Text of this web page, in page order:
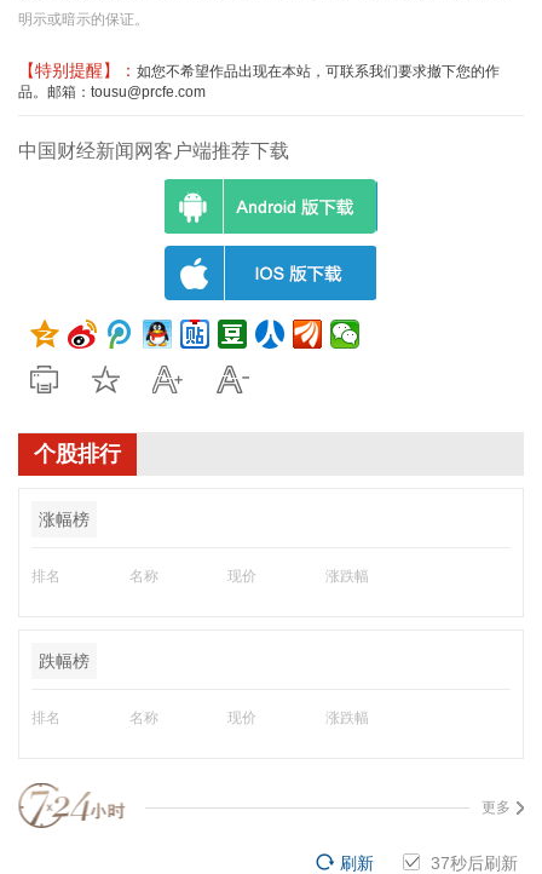
明示或暗示的保证。
【特别提醒】： 如您不希望作品出现在本站，可联系我们要求撤下您的作
品。邮箱：tousu@prcfe.com
中国财经新闻网客户端推荐下载
个股排行
涨幅榜
排名 名称 现价 涨跌幅
跌幅榜
排名 名称 现价 涨跌幅
更多
36秒后刷新
刷新